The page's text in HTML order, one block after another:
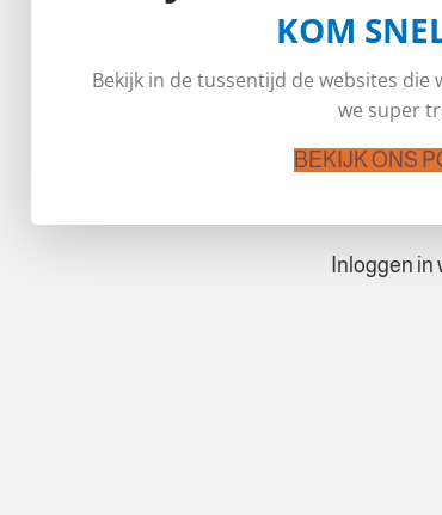
KOM
Bekijk in de tussentijd de websites
we super
BEKIJK ONS
Inloggen in